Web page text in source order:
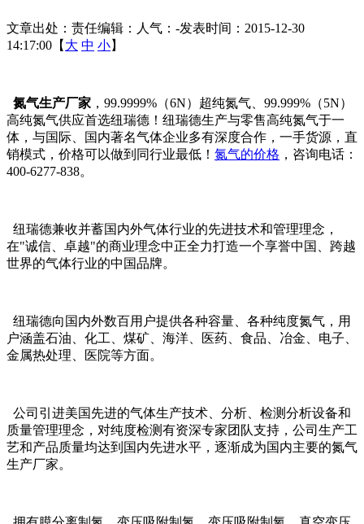
文章出处： 责任编辑： 人气： -发表时间：2015-12-30
14:17:00【 大 中 小】
氮气生产厂家 ，99.9999%（6N）超纯氮气、99.999%（5N）
高纯氮气供应首选纽瑞德！纽瑞德生产与零售高纯氮气于一
体，与国际、国内著名气体企业多有深度合作，一手货源，直
销模式，价格可以做到同行业最低！ 氮气的价格 ，咨询电话：
400-6277-838。
纽瑞德兼收并蓄国内外气体行业的先进技术和管理理念，
在"诚信、卓越"的商业理念中正全力打造一个享誉中国、跨越
世界的气体行业的中国品牌。
纽瑞德向国内外数百用户提供各种容量、各种纯度氮气，用
户涵盖石油、化工、煤矿、海洋、医药、食品、冶金、电子、
金属热处理、医院等方面。
公司引进美国先进的气体生产技术、分析、检测分析设备和
质量管理理念，对纯度检测有资深专家团队支持，公司生产工
艺和产品质量均达到国内先进水平，逐渐成为国内主要的氮气
生产厂家。